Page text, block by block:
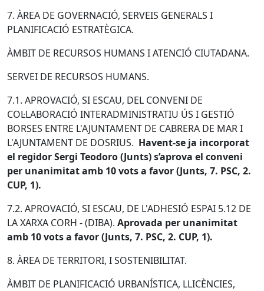
7. ÀREA DE GOVERNACIÓ, SERVEIS GENERALS I
PLANIFICACIÓ ESTRATÈGICA.
ÀMBIT DE RECURSOS HUMANS I ATENCIÓ CIUTADANA.
SERVEI DE RECURSOS HUMANS.
7.1. APROVACIÓ, SI ESCAU, DEL CONVENI DE
COL·LABORACIÓ INTERADMINISTRATIU ÚS I GESTIÓ
BORSES ENTRE L'AJUNTAMENT DE CABRERA DE MAR I
L'AJUNTAMENT DE DOSRIUS. Havent-se ja incorporat
el regidor Sergi Teodoro (Junts) s’aprova el conveni
per unanimitat amb 10 vots a favor (Junts, 7. PSC, 2.
CUP, 1).
7.2. APROVACIÓ, SI ESCAU, DE L'ADHESIÓ ESPAI 5.12 DE
LA XARXA CORH - (DIBA). Aprovada per unanimitat
amb 10 vots a favor (Junts, 7. PSC, 2. CUP, 1).
8. ÀREA DE TERRITORI, I SOSTENIBILITAT.
ÀMBIT DE PLANIFICACIÓ URBANÍSTICA, LLICÈNCIES,